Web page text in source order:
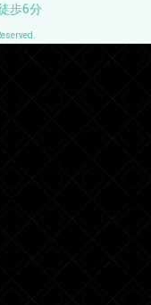
歩6分